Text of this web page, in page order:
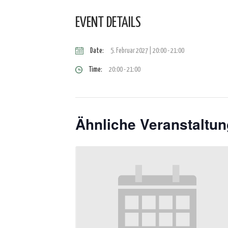
EVENT DETAILS
Date: 5. Februar 2027 | 20:00-21:00
Time: 20:00 - 21:00
Ähnliche